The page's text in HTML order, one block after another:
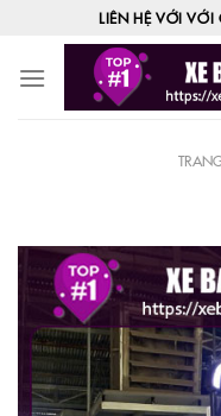
content
LIÊN HỆ VỚI VỚI